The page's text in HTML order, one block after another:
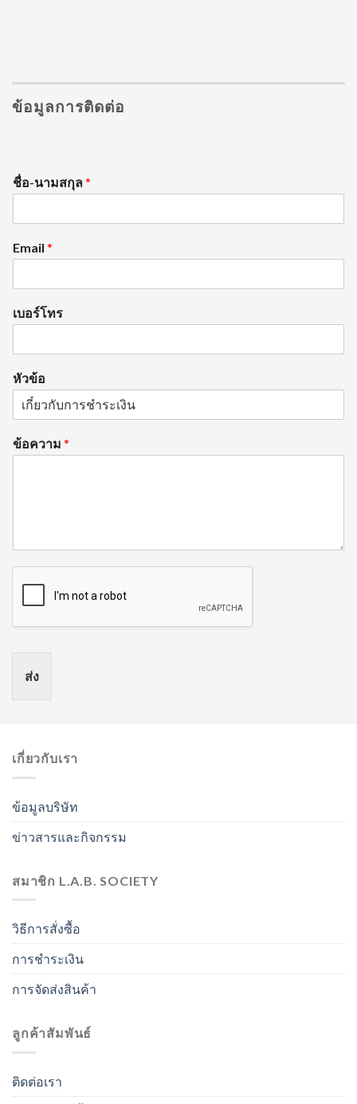
ข้อมูลการติดต่อ
ชื่อ-นามสกุล*
Email *
เบอร์โทร
หัวข้อ
ข้อความ *
ส่ง
เกี่ยวกับเรา
ข้อมูลบริษัท
ข่าวสารและกิจกรรม
สมาชิก L.A.B. SOCIETY
วิธีการสั่งซื้อ
การชำระเงิน
การจัดส่งสินค้า
ลูกค้าสัมพันธ์
ติดต่อเรา